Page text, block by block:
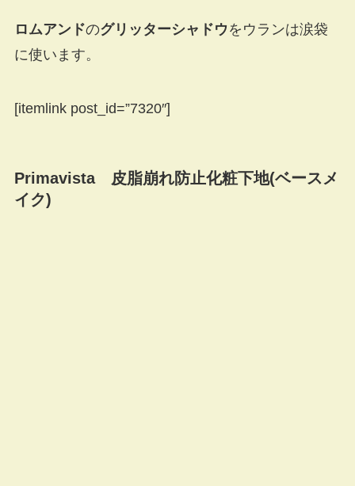
ロムアンドのグリッターシャドウをウランは涙袋
に使います。
[itemlink post_id=”7320″]
Primavista 皮脂崩れ防止化粧下地(ベースメ
イク)